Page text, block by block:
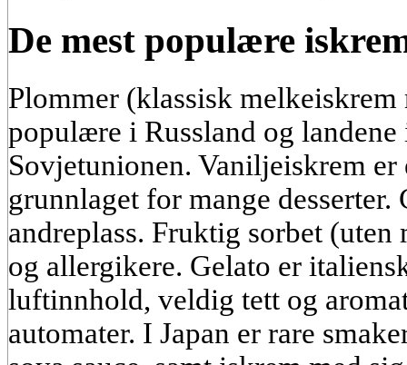
De mest populære
Plommer (klassisk
populære i Russland og
Sovjetunionen. Vaniljeiskrem er
grunnlaget for mange
andreplass. Fruktig sorbet
og allergikere. Gelato er
luftinnhold, veldig tett og
automater. I Japan er rare